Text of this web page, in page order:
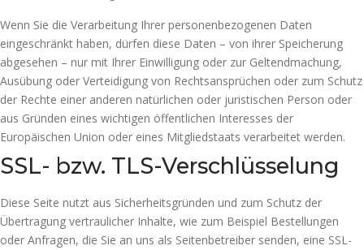
Wenn Sie die Verarbeitung Ihrer personenbezogenen Daten
eingeschränkt haben, dürfen diese Daten – von ihrer Speicherung
abgesehen – nur mit Ihrer Einwilligung oder zur Geltendmachung,
Ausübung oder Verteidigung von Rechtsansprüchen oder zum Schutz
der Rechte einer anderen natürlichen oder juristischen Person oder
aus Gründen eines wichtigen öffentlichen Interesses der
Europäischen Union oder eines Mitgliedstaats verarbeitet werden.
SSL- bzw. TLS-Verschlüsselung
Diese Seite nutzt aus Sicherheitsgründen und zum Schutz der
Übertragung vertraulicher Inhalte, wie zum Beispiel Bestellungen
oder Anfragen, die Sie an uns als Seitenbetreiber senden, eine SSL-